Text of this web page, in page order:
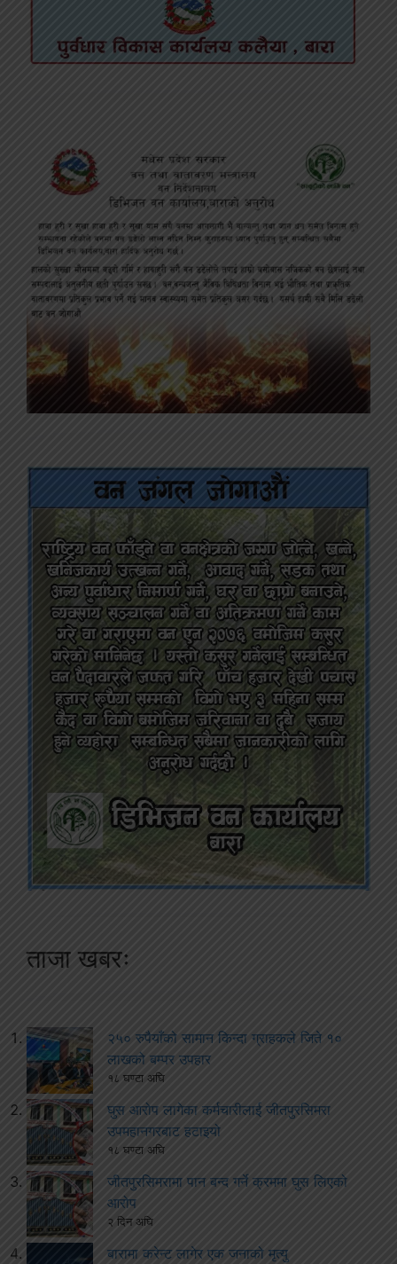
ताजा खबरः
२५० रुपैयाँको सामान किन्दा ग्राहकले जिते १०
लाखको बम्पर उपहार
१८ घण्टा अघि
घुस आरोप लागेका कर्मचारीलाई जीतपुरसिमरा
उपमहानगरबाट हटाइयो
१८ घण्टा अघि
जीतपुरसिमरामा पान बन्द गर्ने क्रममा घुस लिएको
आरोप
२ दिन अघि
बारामा करेन्ट लागेर एक जनाको मृत्यु